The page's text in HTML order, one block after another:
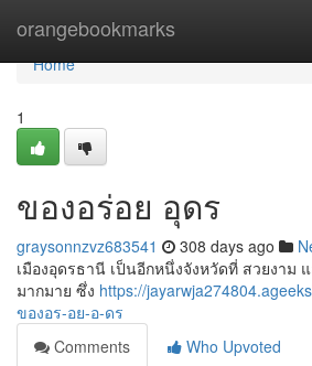
orangebookmarks
Home
Home
1
ของอร่อย อุดร
graysonnzvz683541 308 days ago
เมืองอุดรธานี เป็นอีกหนึ่งจังหวัดที่ สวยงาม
มากมาย ซึ่ง https://
ของอร-อย-อ-ดร
Comments
Who Upvoted